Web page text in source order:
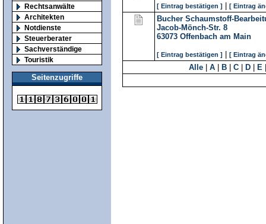
Rechtsanwälte
Architekten
Notdienste
Steuerberater
Sachverständige
Touristik
Seitenzugriffe
[ Eintrag bestätigen ] [ Eintrag
Bucher Schaumstoff-
Jacob-Mönch-Str. 8
63073 Offenbach am Main
[ Eintrag bestätigen ] [ Eintrag
Alle A B C D E